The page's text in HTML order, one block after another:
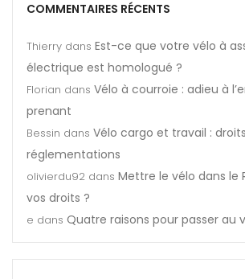
COMMENTAIRES RÉCENTS
Thierry dans Est-ce que votre vélo à
électrique est homologué ?
Florian dans Vélo à courroie : adieu à
prenant
Bessin dans Vélo cargo et travail :
réglementations
olivierdu92 dans Mettre le vélo dans le
vos droits ?
e dans Quatre raisons pour passer au